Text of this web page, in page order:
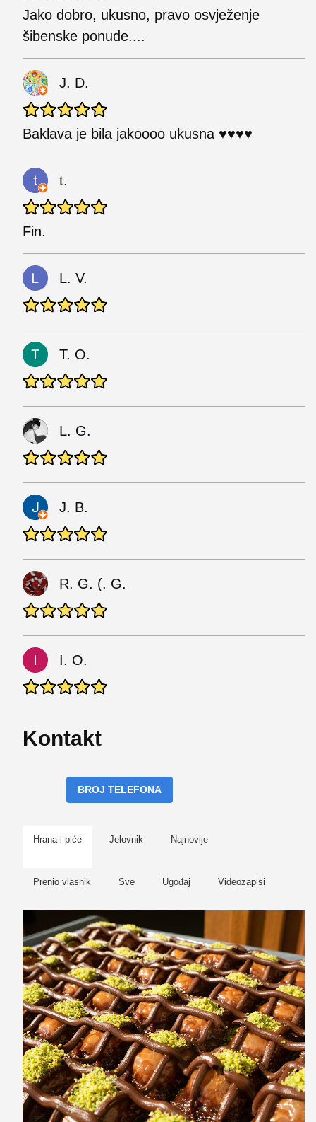
Jako dobro, ukusno, pravo osvježenje
šibenske ponude....
J. D.
Baklava je bila jakoooo ukusna ♥️♥️♥️♥️
t.
Fin.
L. V.
T. O.
L. G.
J. B.
R. G. (. G.
I. O.
Kontakt
BROJ TELEFONA
Hrana i piće Jelovnik Najnovije
Prenio vlasnik Sve Ugođaj Videozapisi